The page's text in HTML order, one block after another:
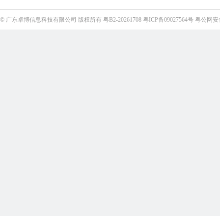
© 广东卓博信息科技有限公司 版权所有 粤B2-20261708 粤ICP备09027564号 粤公网安